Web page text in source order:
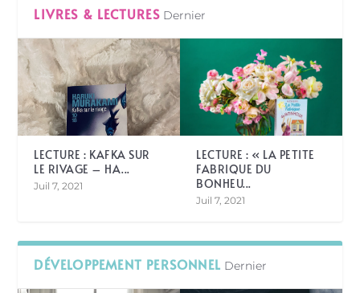
LIVRES & LECTURES Dernier
LECTURE : KAFKA SUR
LE RIVAGE – HA...
Juil 7, 2021
LECTURE : « LA PETITE
FABRIQUE DU
BONHEU...
Juil 7, 2021
DÉVELOPPEMENT PERSONNEL Dernier